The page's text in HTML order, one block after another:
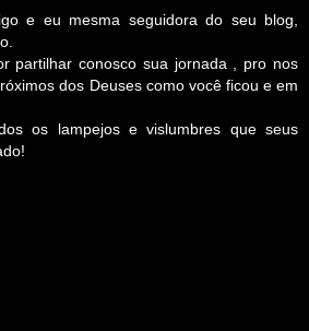
e eu mesma seguidora do seu blog,
partilhar conosco sua jornada , pro nos
dos Deuses como você ficou e em
os lampejos e vislumbres que seus